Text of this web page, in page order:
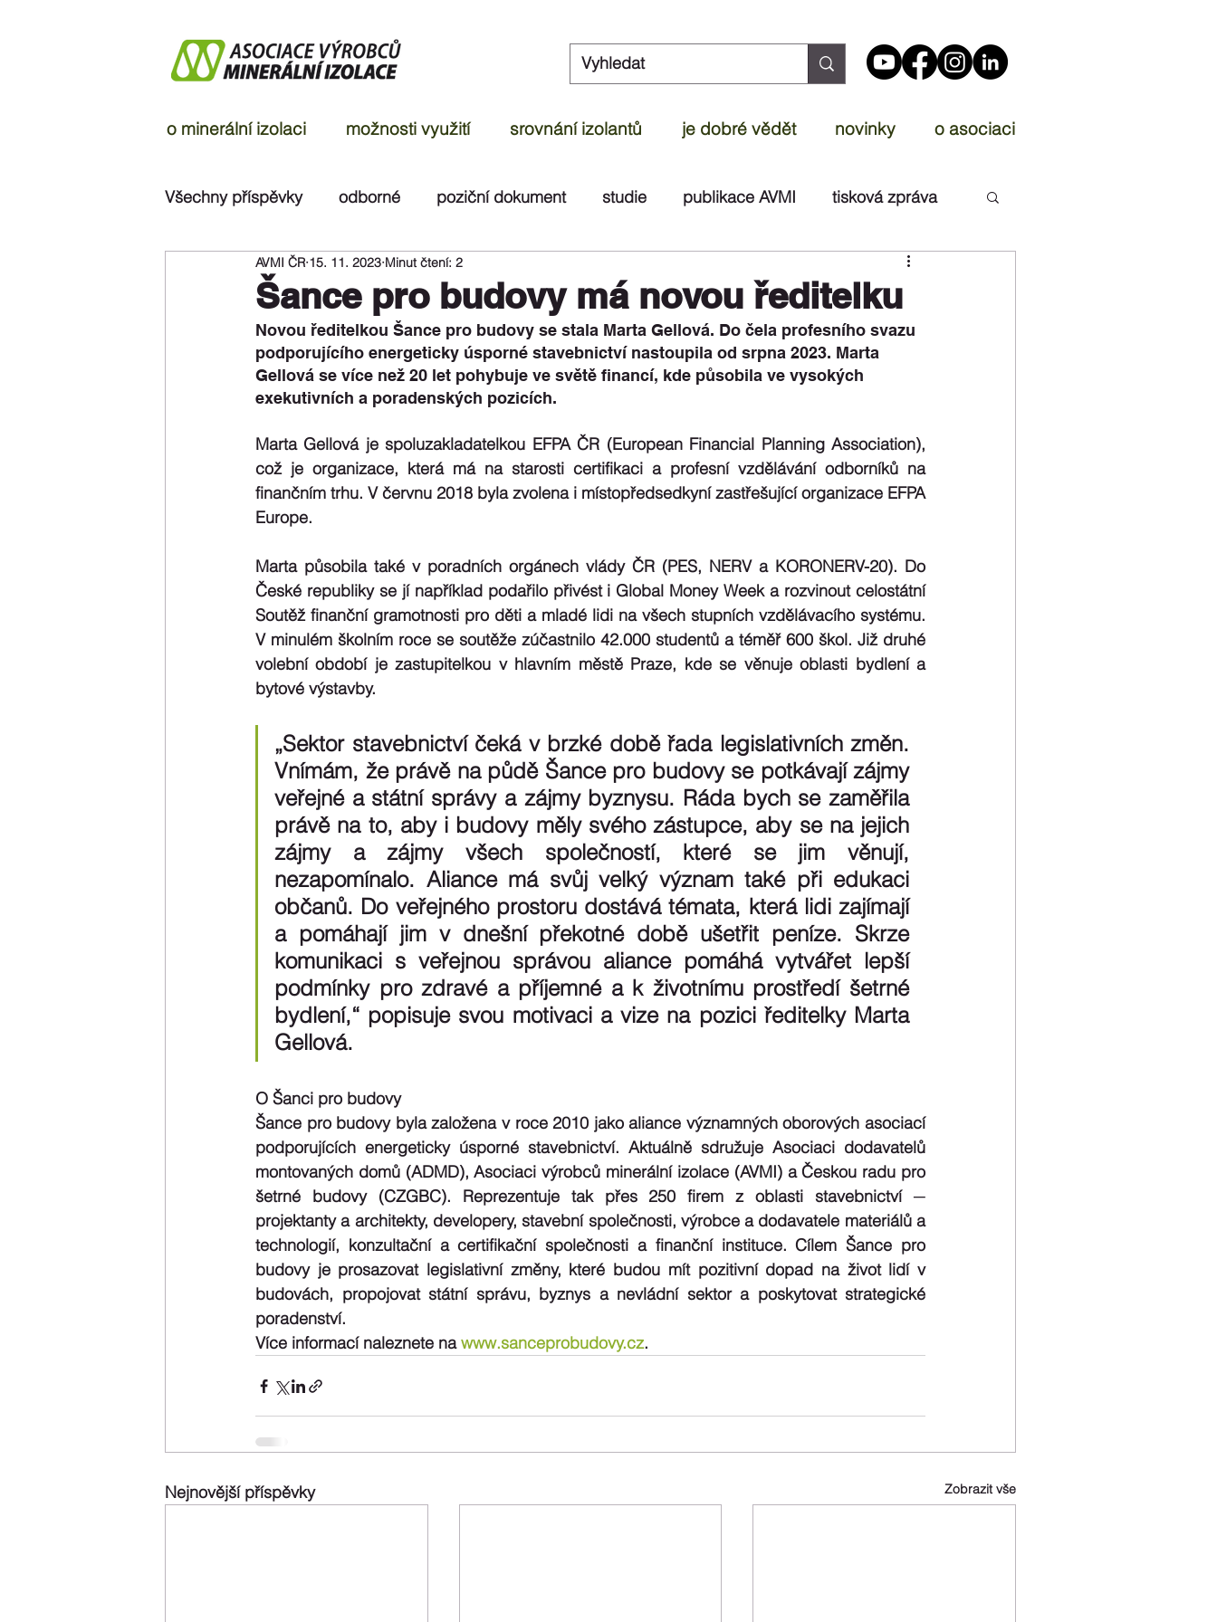
o minerální izolaci možnosti využití srovnání izolantů je dobré vědět novinky o asociaci
Všechny příspěvky odborné poziční dokument studie publikace AVMI tisková zpráva
ohlasy v médiích rozsudek
Šance pro budovy má novou ředitelku
AVMI ČR 15. 11. 2023 Minut čtení: 2
Novou ředitelkou Šance pro budovy se stala Marta Gellová. Do čela profesního svazu
podporujícího energeticky úsporné stavebnictví nastoupila od srpna 2023. Marta
Gellová se více než 20 let pohybuje ve světě financí, kde působila ve vysokých
exekutivních a poradenských pozicích.
Marta Gellová je spoluzakladatelkou EFPA ČR (European Financial Planning Association),
což je organizace, která má na starosti certifikaci a profesní vzdělávání odborníků na
finančním trhu. V červnu 2018 byla zvolena i místopředsedkyní zastřešující organizace EFPA
Europe.
Marta působila také v poradních orgánech vlády ČR (PES, NERV a KORONERV-20). Do
České republiky se jí například podařilo přivést i Global Money Week a rozvinout celostátní
Soutěž finanční gramotnosti pro děti a mladé lidi na všech stupních vzdělávacího systému.
V minulém školním roce se soutěže zúčastnilo 42.000 studentů a téměř 600 škol. Již druhé
volební období je zastupitelkou v hlavním městě Praze, kde se věnuje oblasti bydlení a
bytové výstavby.
„Sektor stavebnictví čeká v brzké době řada legislativních změn.
Vnímám, že právě na půdě Šance pro budovy se potkávají zájmy
veřejné a státní správy a zájmy byznysu. Ráda bych se zaměřila
právě na to, aby i budovy měly svého zástupce, aby se na jejich
zájmy a zájmy všech společností, které se jim věnují,
nezapomínalo. Aliance má svůj velký význam také při edukaci
občanů. Do veřejného prostoru dostává témata, která lidi zajímají
a pomáhají jim v dnešní překotné době ušetřit peníze. Skrze
komunikaci s veřejnou správou aliance pomáhá vytvářet lepší
podmínky pro zdravé a příjemné a k životnímu prostředí šetrné
bydlení,“ popisuje svou motivaci a vize na pozici ředitelky Marta
Gellová.
O Šanci pro budovy
Šance pro budovy byla založena v roce 2010 jako aliance významných oborových asociací
podporujících energeticky úsporné stavebnictví. Aktuálně sdružuje Asociaci dodavatelů
montovaných domů (ADMD), Asociaci výrobců minerální izolace (AVMI) a Českou radu pro
šetrné budovy (CZGBC). Reprezentuje tak přes 250 firem z oblasti stavebnictví ─
projektanty a architekty, developery, stavební společnosti, výrobce a dodavatele materiálů a
technologií, konzultační a certifikační společnosti a finanční instituce. Cílem Šance pro
budovy je prosazovat legislativní změny, které budou mít pozitivní dopad na život lidí v
budovách, propojovat státní správu, byznys a nevládní sektor a poskytovat strategické
poradenství.
Více informací naleznete na www.sanceprobudovy.cz.
Nejnovější příspěvky Zobrazit vše